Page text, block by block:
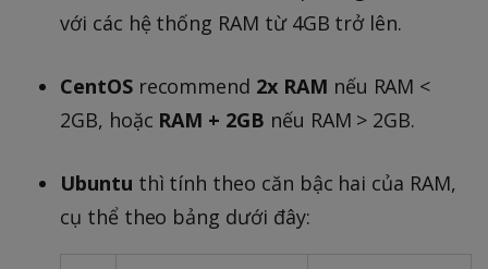
với các hệ thống RAM từ 4GB trở lên.
CentOSrecommend 2x RAM nếu RAM <
2GB, hoặc RAM + 2GB nếu RAM > 2GB.
Ubuntu thì tính theo căn bậc hai của RAM,
cụ thể theo bảng dưới đây: